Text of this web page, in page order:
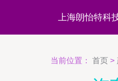
上海朗怡特科
当前位置： 首页 >